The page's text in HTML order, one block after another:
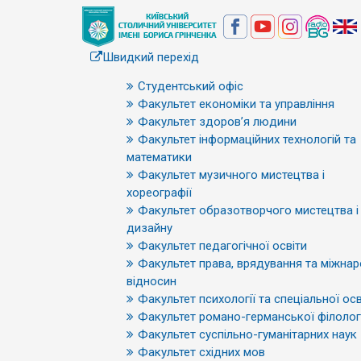
Швидкий перехід
Студентський офіс
Факультет економіки та управління
Факультет здоров’я людини
Факультет інформаційних технологій та
математики
Факультет музичного мистецтва і
хореографії
Факультет образотворчого мистецтва і
дизайну
Факультет педагогічної освіти
Факультет права, врядування та
відносин
Факультет психології та спеціальної
Факультет романо-германської
Факультет суспільно-гуманітарних наук
Факультет східних мов